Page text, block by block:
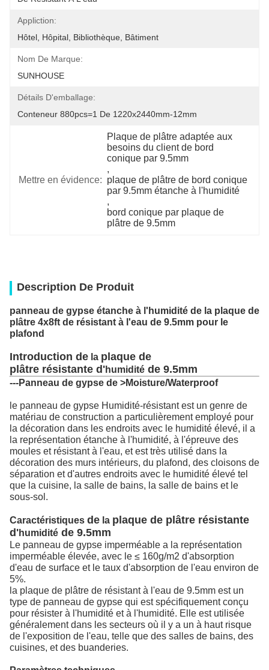
Appliction:
Hôtel, Hôpital, Bibliothèque, Bâtiment
Nom De Marque:
SUNHOUSE
Détails D'emballage:
Conteneur 880pcs=1 De 1220x2440mm-12mm
Mettre en évidence:
Plaque de plâtre adaptée aux
besoins du client de bord
conique par 9.5mm
,
plaque de plâtre de bord conique
par 9.5mm étanche à l'humidité
,
bord conique par plaque de
plâtre de 9.5mm
Description De Produit
panneau de gypse étanche à l'humidité de la plaque de
plâtre 4x8ft de résistant à l'eau de 9.5mm pour le
plafond
Introduction de la plaque de
plâtre résistante d'humidité de 9.5mm
---Panneau de gypse de >Moisture/Waterproof
le panneau de gypse Humidité-résistant est un genre de
matériau de construction a particulièrement employé pour
la décoration dans les endroits avec le humidité élevé, il a
la représentation étanche à l'humidité, à l'épreuve des
moules et résistant à l'eau, et est très utilisé dans la
décoration des murs intérieurs, du plafond, des cloisons de
séparation et d'autres endroits avec le humidité élevé tel
que la cuisine, la salle de bains, la salle de bains et le
sous-sol.
Caractéristiques de la plaque de plâtre résistante
d'humidité de 9.5mm
Le panneau de gypse imperméable a la représentation
imperméable élevée, avec le ≤ 160g/m2 d'absorption
d'eau de surface et le taux d'absorption de l'eau environ de
5%.
la plaque de plâtre de résistant à l'eau de 9.5mm est un
type de panneau de gypse qui est spécifiquement conçu
pour résister à l'humidité et à l'humidité. Elle est utilisée
généralement dans les secteurs où il y a un à haut risque
de l'exposition de l'eau, telle que des salles de bains, des
cuisines, et des buanderies.